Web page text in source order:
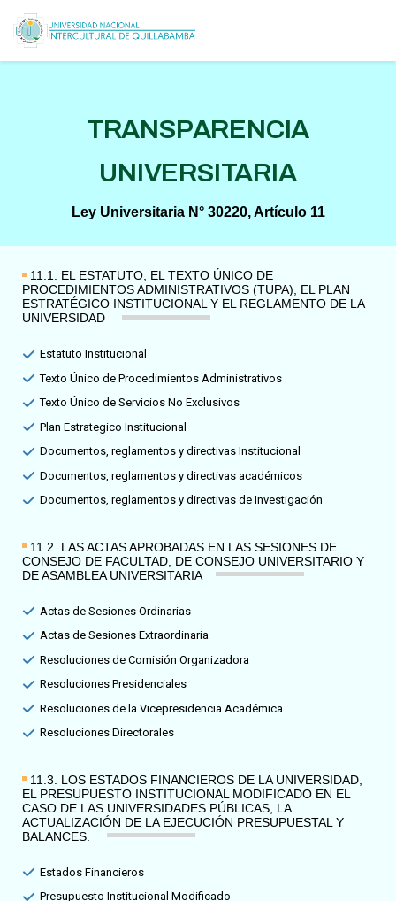
TRANSPARENCIA
UNIVERSITARIA
Ley Universitaria N° 30220, Artículo 11
11.1. EL ESTATUTO, EL TEXTO ÚNICO DE
PROCEDIMIENTOS ADMINISTRATIVOS (TUPA), EL PLAN
ESTRATÉGICO INSTITUCIONAL Y EL REGLAMENTO DE LA
UNIVERSIDAD
Estatuto Institucional
Texto Único de Procedimientos Administrativos
Texto Único de Servicios No Exclusivos
Plan Estrategico Institucional
Documentos, reglamentos y directivas Institucional
Documentos, reglamentos y directivas académicos
Documentos, reglamentos y directivas de Investigación
11.2. LAS ACTAS APROBADAS EN LAS SESIONES DE
CONSEJO DE FACULTAD, DE CONSEJO UNIVERSITARIO Y
DE ASAMBLEA UNIVERSITARIA​
Actas de Sesiones Ordinarias
Actas de Sesiones Extraordinaria
Resoluciones de Comisión Organizadora
Resoluciones Presidenciales
Resoluciones de la Vicepresidencia Académica
Resoluciones Directorales
11.3. LOS ESTADOS FINANCIEROS DE LA UNIVERSIDAD,
EL PRESUPUESTO INSTITUCIONAL MODIFICADO EN EL
CASO DE LAS UNIVERSIDADES PÚBLICAS, LA
ACTUALIZACIÓN DE LA EJECUCIÓN PRESUPUESTAL Y
BALANCES.
Estados Financieros
Presupuesto Institucional Modificado